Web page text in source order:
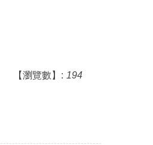
【瀏覽數】: 194